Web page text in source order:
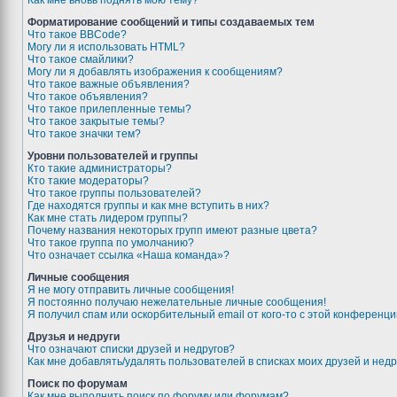
Форматирование сообщений и типы создаваемых тем
Что такое BBCode?
Могу ли я использовать HTML?
Что такое смайлики?
Могу ли я добавлять изображения к сообщениям?
Что такое важные объявления?
Что такое объявления?
Что такое прилепленные темы?
Что такое закрытые темы?
Что такое значки тем?
Уровни пользователей и группы
Кто такие администраторы?
Кто такие модераторы?
Что такое группы пользователей?
Где находятся группы и как мне вступить в них?
Как мне стать лидером группы?
Почему названия некоторых групп имеют разные цвета?
Что такое группа по умолчанию?
Что означает ссылка «Наша команда»?
Личные сообщения
Я не могу отправить личные сообщения!
Я постоянно получаю нежелательные личные сообщения!
Я получил спам или оскорбительный email от кого-то с этой
Друзья и недруги
Что означают списки друзей и недругов?
Как мне добавлять/удалять пользователей в списках моих друзей и
Поиск по форумам